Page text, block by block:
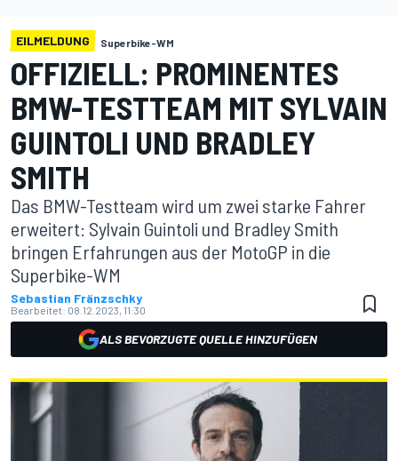
EILMELDUNG Superbike-WM
OFFIZIELL: PROMINENTES
BMW-TESTTEAM MIT SYLVAIN
GUINTOLI UND BRADLEY
SMITH
Das BMW-Testteam wird um zwei starke Fahrer
erweitert: Sylvain Guintoli und Bradley Smith
bringen Erfahrungen aus der MotoGP in die
Superbike-WM
Sebastian Fränzschky
Bearbeitet: 08.12.2023, 11:30
ALS BEVORZUGTE QUELLE HINZUFÜGEN